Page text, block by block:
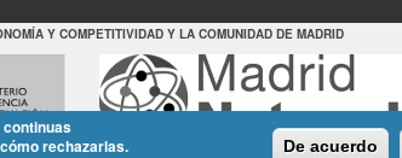
Y COMPETITIVIDAD Y LA COMUNIDAD DE MADRID
rechazarlas.
De acuerdo